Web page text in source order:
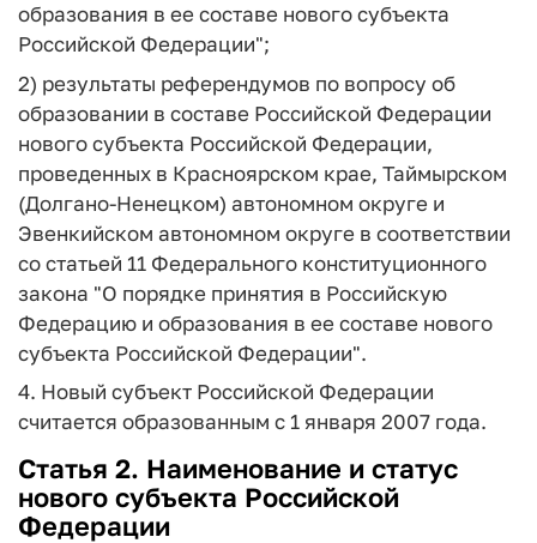
образования в ее составе нового субъекта
Российской Федерации";
2) результаты референдумов по вопросу об
образовании в составе Российской Федерации
нового субъекта Российской Федерации,
проведенных в Красноярском крае, Таймырском
(Долгано-Ненецком) автономном округе и
Эвенкийском автономном округе в соответствии
со статьей 11 Федерального конституционного
закона "О порядке принятия в Российскую
Федерацию и образования в ее составе нового
субъекта Российской Федерации".
4. Новый субъект Российской Федерации
считается образованным с 1 января 2007 года.
Статья 2. Наименование и статус
нового субъекта Российской
Федерации